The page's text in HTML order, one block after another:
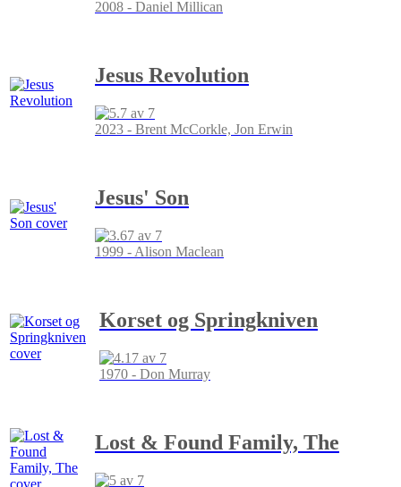
2008 - Daniel Millican
Jesus Revolution
2023 - Brent McCorkle, Jon Erwin
Jesus' Son
1999 - Alison Maclean
Korset og Springkniven
1970 - Don Murray
Lost & Found Family, The